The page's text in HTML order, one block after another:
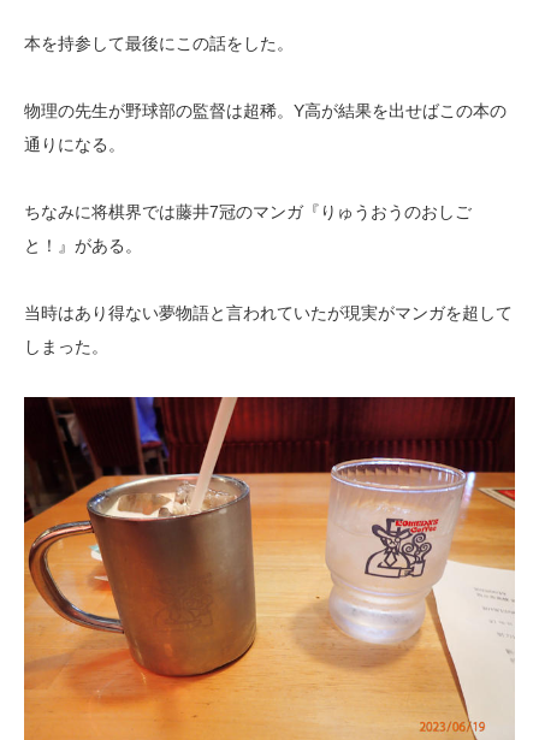
本を持参して最後にこの話をした。
物理の先生が野球部の監督は超稀。Y高が結果を出せばこの本の
通りになる。
ちなみに将棋界では藤井7冠のマンガ『りゅうおうのおしご
と！』がある。
当時はあり得ない夢物語と言われていたが現実がマンガを超して
しまった。